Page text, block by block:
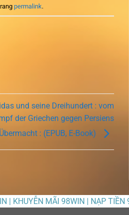
permalink.
und seine Dreihundert : vom
der Griechen gegen Persiens
Übermacht : (EPUB, E-Book)
| KHUYỄN MÃI 98WIN | NẠP